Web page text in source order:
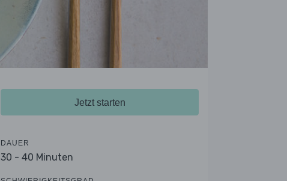
Jetzt starten
DAUER
30 - 40 Minuten